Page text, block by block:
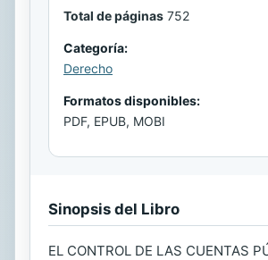
Total de páginas 752
Categoría:
Derecho
Formatos disponibles:
PDF, EPUB, MOBI
Sinopsis del Libro
EL CONTROL DE LAS CUENTAS